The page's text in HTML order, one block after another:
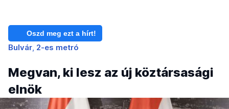
Oszd meg ezt a hírt!
Bulvár 2-es metró
Megvan, ki lesz az új köztársasági
elnök